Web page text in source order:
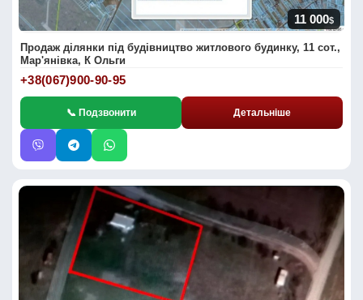
11 000$
Продаж ділянки під будівництво житлового будинку, 11 сот.,
Мар'янівка, К Ольги
+38(067)900-90-95
📞 Подзвонити Детальніше